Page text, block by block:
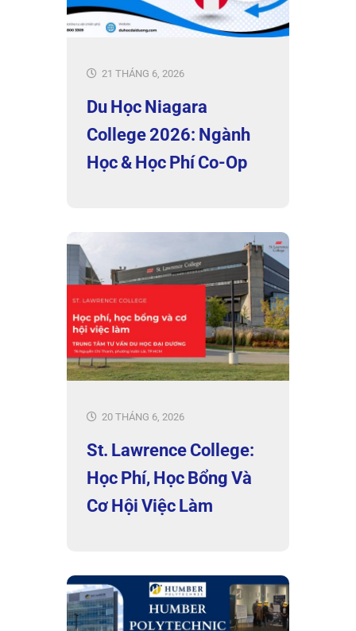
21 THÁNG 6, 2026
Du Học Niagara
College 2026: Ngành
Học & Học Phí Co-Op
20 THÁNG 6, 2026
St. Lawrence College:
Học Phí, Học Bổng Và
Cơ Hội Việc Làm